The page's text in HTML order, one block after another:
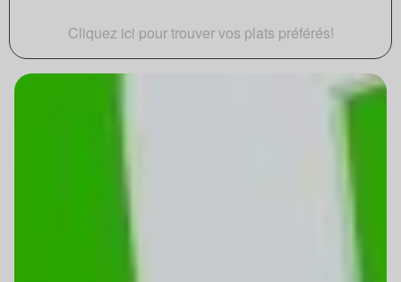
Cliquez ici pour trouver vos plats préférés!